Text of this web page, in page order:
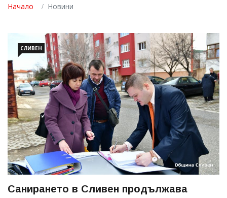
Начало Новини
СЛИВЕН
Санирането в Сливен продължава